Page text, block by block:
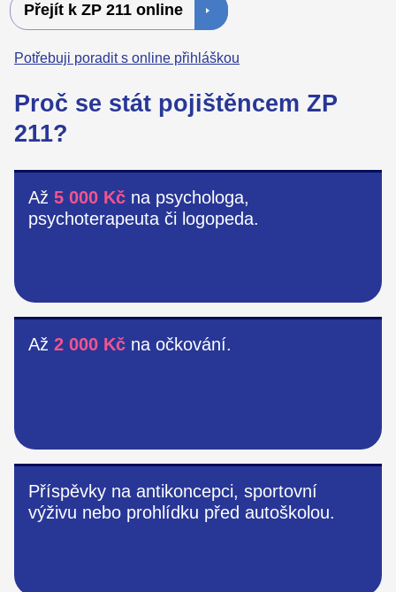
Přejít k ZP 211 online
Potřebuji poradit s online přihláškou
Proč se stát pojištěncem ZP
211?
Až 5 000 Kč na psychologa,
psychoterapeuta či logopeda.
Až 2 000 Kč na očkování.
Příspěvky na antikoncepci, sportovní
výživu nebo prohlídku před autoškolou.